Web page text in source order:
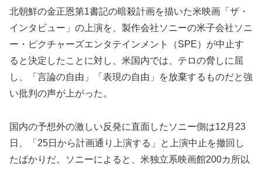
北朝鮮の金正恩第1書記の暗殺計画を描いた米映画「ザ・
インタビュー」の上演を、製作会社ソニーの米子会社ソニ
ー・ピクチャーズエンタテインメント（SPE）が中止す
ると決定したことに対し、米国内では、テロの脅しに屈
し、「言論の自由」「表現の自由」を放棄するものだと強
い批判の声が上がった。
国内の予想外の激しい反発に直面したソニー側は12月23
日、「25日から計画通り上演する」と上演中止を撤回し
たばかりだ。ソニーによると、米独立系映画館200カ所以